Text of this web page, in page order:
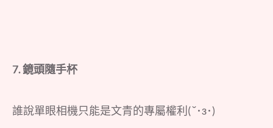
7. 鏡頭隨手杯
誰說單眼相機只能是文青的專屬權利( ˘･з･)